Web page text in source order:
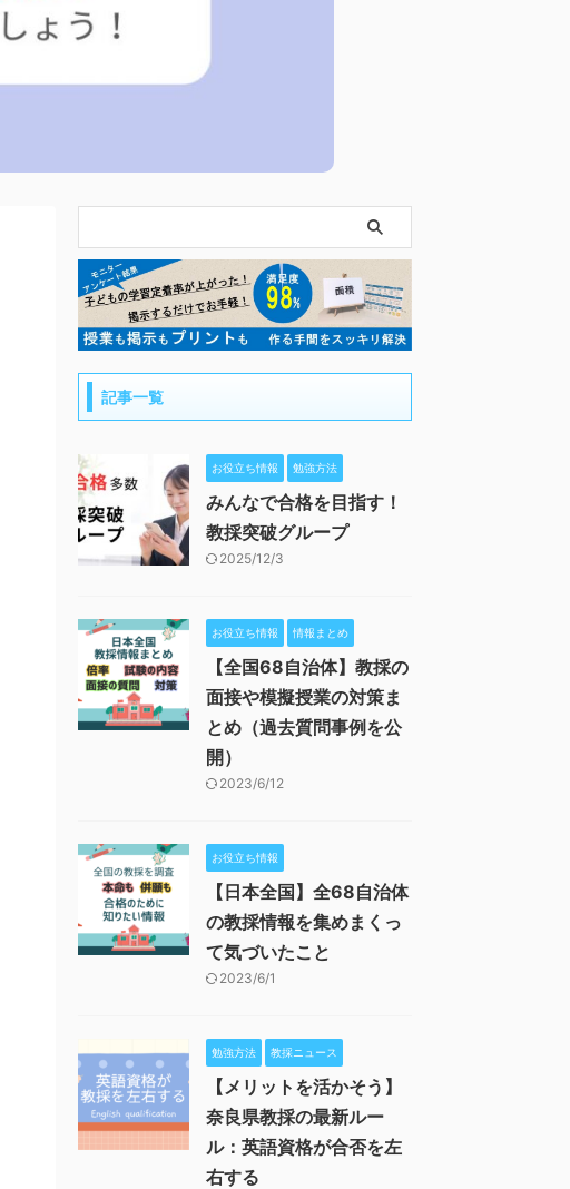
記事一覧
お役立ち情報 勉強方法
みんなで合格を目指す！
教採突破グループ
2025/12/3
お役立ち情報 情報まとめ
【全国68自治体】教採の
面接や模擬授業の対策ま
とめ（過去質問事例を公
開）
2023/6/12
お役立ち情報
【日本全国】全68自治体
の教採情報を集めまくっ
て気づいたこと
2023/6/1
勉強方法 教採ニュース
【メリットを活かそう】
奈良県教採の最新ルー
ル：英語資格が合否を左
右する